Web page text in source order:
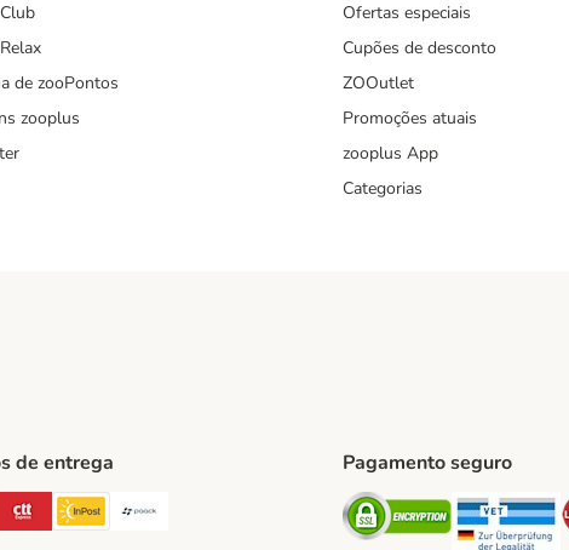
de zooPontos
zooplus
Ofertas especiais
Cupões de desconto
ZOOutlet
Promoções atuais
zooplus App
Categorias
Method
de entrega
GLS Shipping Method
CTTExpress Shipping Method
InPost Shipping Method
Paack Shipping Method
Pagamento seguro
Security